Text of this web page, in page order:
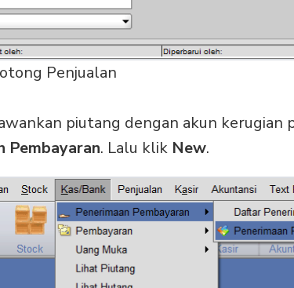
Penjualan
piutang dengan akun kerugian
Pembayaran. Lalu klik New.